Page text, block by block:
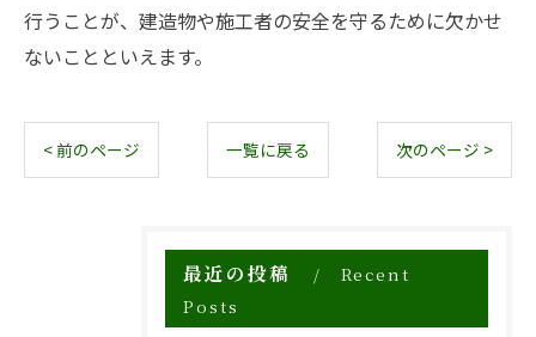
行うことが、建造物や施工者の安全を守るために欠かせ
ないことといえます。
< 前のページ 一覧に戻る 次のページ >
最近の投稿
Recent
Posts